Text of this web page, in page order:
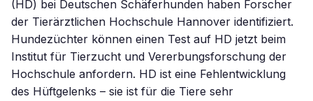
(HD) bei Deutschen Schäferhunden haben Forscher
der Tierärztlichen Hochschule Hannover identifiziert.
Hundezüchter können einen Test auf HD jetzt beim
Institut für Tierzucht und Vererbungsforschung der
Hochschule anfordern. HD ist eine Fehlentwicklung
des Hüftgelenks – sie ist für die Tiere sehr